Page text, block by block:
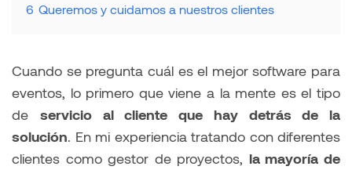
6 Queremos y cuidamos a nuestros clientes
Cuando se pregunta cuál es el mejor software para
eventos, lo primero que viene a la mente es el tipo
de servicio al cliente que hay detrás de la
solución. En mi experiencia tratando con diferentes
clientes como gestor de proyectos, la mayoría de